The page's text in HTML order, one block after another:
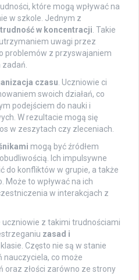
które mogą wpływać na
w szkole. Jednym z
trudność w koncentracji . Takie
uwagi przez
problemów z przyswajaniem
czasu . Uczniowie ci
swoich działań, co
podejściem do nauki i
W rezultacie mogą się
w zeszytach czy zleceniach.
mogą być źródłem
Ich impulsywne
do konfliktów w grupie, a także
Może to wpływać na ich
w interakcjach z
z takimi trudnościami
zasad i
Często nie są w stanie
nauczyciela, co może
oraz złości zarówno ze strony